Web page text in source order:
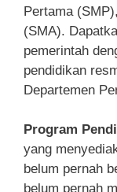
Pertama
(SMA).
pemerintah
pendidikan
Departemen
Program
yang
belum pernah
belum pernah